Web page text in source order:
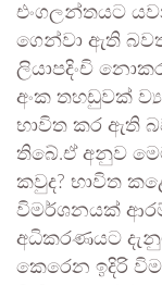
එංගලන්තයට
ගෙන්වා ඇති
ලියාපදිංචි
අංක තහඩුවක්
භාවිත කර ඇති
තිබේ.ඒ අනුව
කවුද? භාවිත
විමර්ශනයක්
අධිකරණයට
කෙරෙන ඉදිරි